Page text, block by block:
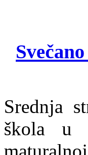
Srednja
škola u